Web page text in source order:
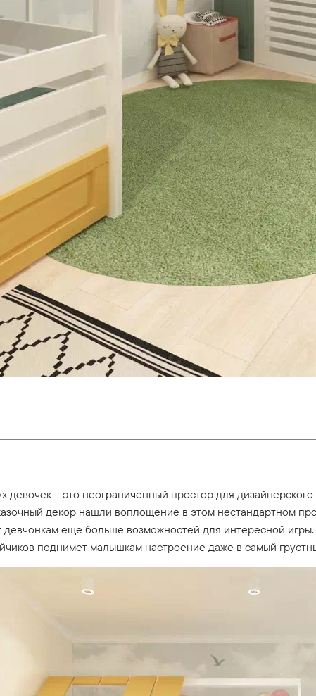
девочек – это неограниченный простор для
декор нашли воплощение в этом нестандартном
девчонкам еще больше возможностей для интересной
поднимет малышкам настроение даже в самый